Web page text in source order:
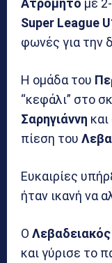
Ατρόμητο με
Super League
φωνές για την
Η ομάδα του
“κεφάλι” στο
Σαρηγιάννη
πίεση του
Ευκαιρίες
ήταν ικανή να
Ο Λεβαδειακός
και γύρισε το